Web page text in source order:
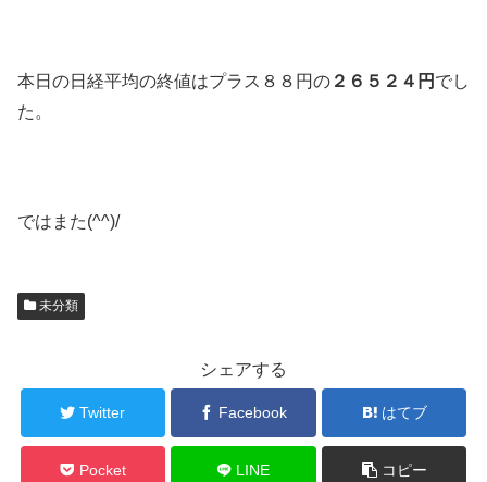
本日の日経平均の終値はプラス８８円の ２６５２４円 でし
た。
ではまた(^^)/
未分類
シェアする
Twitter Facebook はてブ
Pocket LINE コピー